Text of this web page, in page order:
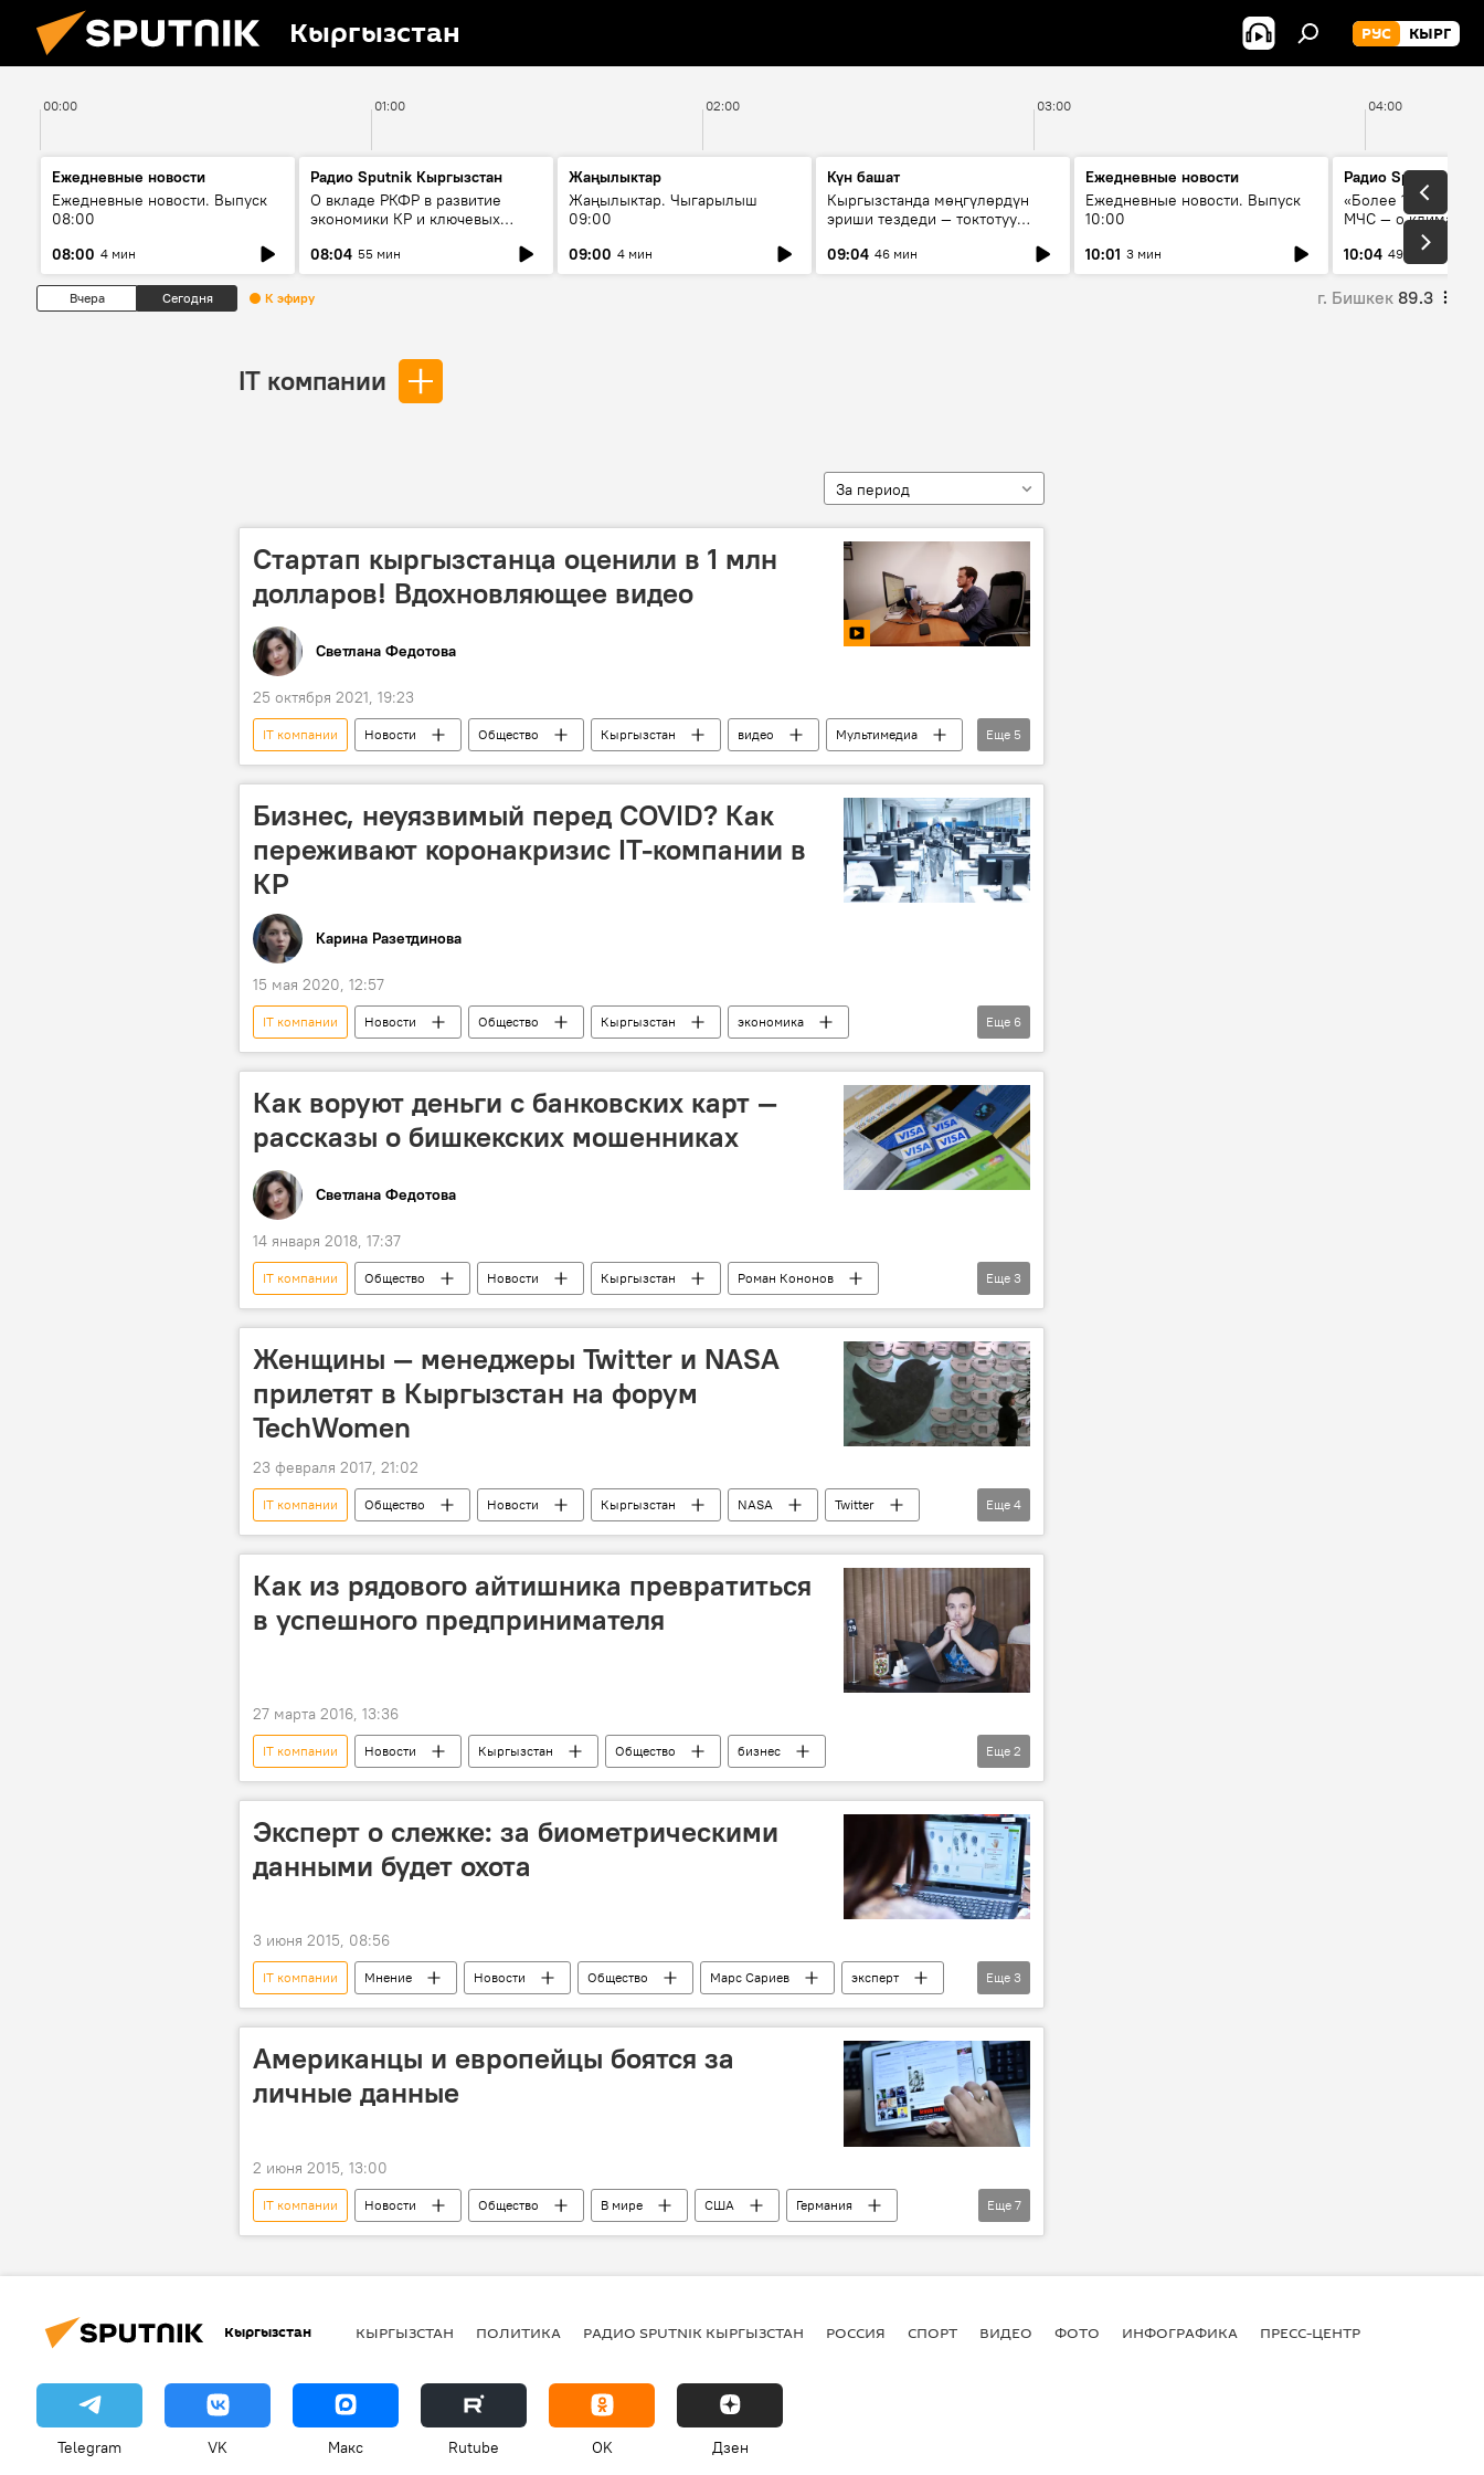
Кыргызстан РУС КЫРГ
00:00 01:00 02:00 03:00 04:00
Ежедневные новости
Ежедневные новости. Выпуск
08:00
08:00 4 мин
Радио Sputnik Кыргызстан
О вкладе РКФР в развитие
экономики КР и ключевых
08:04 55 мин
Жаңылыктар
Жаңылыктар. Чыгарылыш
09:00
09:00 4 мин
Күн башат
Кыргызстанда мөңгүлөрдүн
эриши тездеди — токтотуу
09:04 46 мин
Ежедневные новости
Ежедневные новости. Выпуск
10:00
10:01 3 мин
Радио Sputnik
«Более 1200 сёл в
МЧС — о климате,
системе
населения
10:04 49 мин
Вчера Сегодня К эфиру г. Бишкек 89.3
IT компании
За период
Стартап кыргызстанца оценили в 1 млн
долларов! Вдохновляющее видео
Светлана Федотова
25 октября 2021, 19:23
IT компании Новости Общество Кыргызстан видео
Мультимедиа
миллион
детский дом успех предприниматель Новости Киргизии
Еще 5
Бизнес, неуязвимый перед COVID? Как
переживают коронакризис IT-компании в
КР
Карина Разетдинова
15 мая 2020, 12:57
IT компании Новости Общество Кыргызстан
экономика
Аналитика
Мнение IT технологии бизнес
коронавирус
Еще 6
Как воруют деньги с банковских карт —
рассказы о бишкекских мошенниках
Светлана Федотова
14 января 2018, 17:37
IT компании Общество Новости Кыргызстан
Роман Кононов
Хакеры
кража взлом
Еще 3
Женщины — менеджеры Twitter и NASA
прилетят в Кыргызстан на форум
TechWomen
23 февраля 2017, 21:02
IT компании Общество Новости Кыргызстан NASA
Twitter
TechWomen
технологии форум встреча
Еще 4
Как из рядового айтишника превратиться
в успешного предпринимателя
27 марта 2016, 13:36
IT компании Новости Кыргызстан Общество
бизнес
предприниматель
программист
Еще 2
Эксперт о слежке: за биометрическими
данными будет охота
3 июня 2015, 08:56
IT компании Мнение Новости Общество Марс Сариев
эксперт
биометрика
слежка информация
Еще 3
Американцы и европейцы боятся за
личные данные
2 июня 2015, 13:00
IT компании Новости Общество В мире США
Германия
Франция
Великобритания ICM Research
безопасность
Еще 7
Кыргызстан КЫРГЫЗСТАН ПОЛИТИКА РАДИО SPUTNIK КЫРГЫЗСТАН РОССИЯ СПОРТ ВИДЕО ФОТО ИНФОГРАФИКА ПРЕСС-ЦЕНТР
Telegram VK Макс Rutube OK Дзен